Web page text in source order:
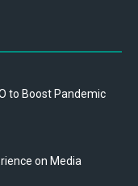
to Boost Pandemic
on Media